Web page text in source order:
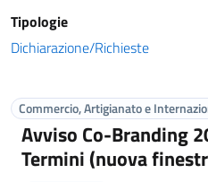
Tipologie
Dichiarazione/Richieste
Commercio, Artigianato e
Avviso Co-Branding
Termini (nuova